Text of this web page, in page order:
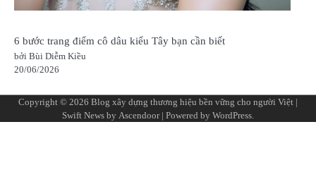
6 bước trang điểm cô dâu kiểu Tây bạn cần biết
bởi Bùi Diễm Kiều
20/06/2026
Copyright © 2026 Blog xây dựng thương hiệu bền vững cho người Việt |
Swift News by Ascendoor| Powered by WordPress.